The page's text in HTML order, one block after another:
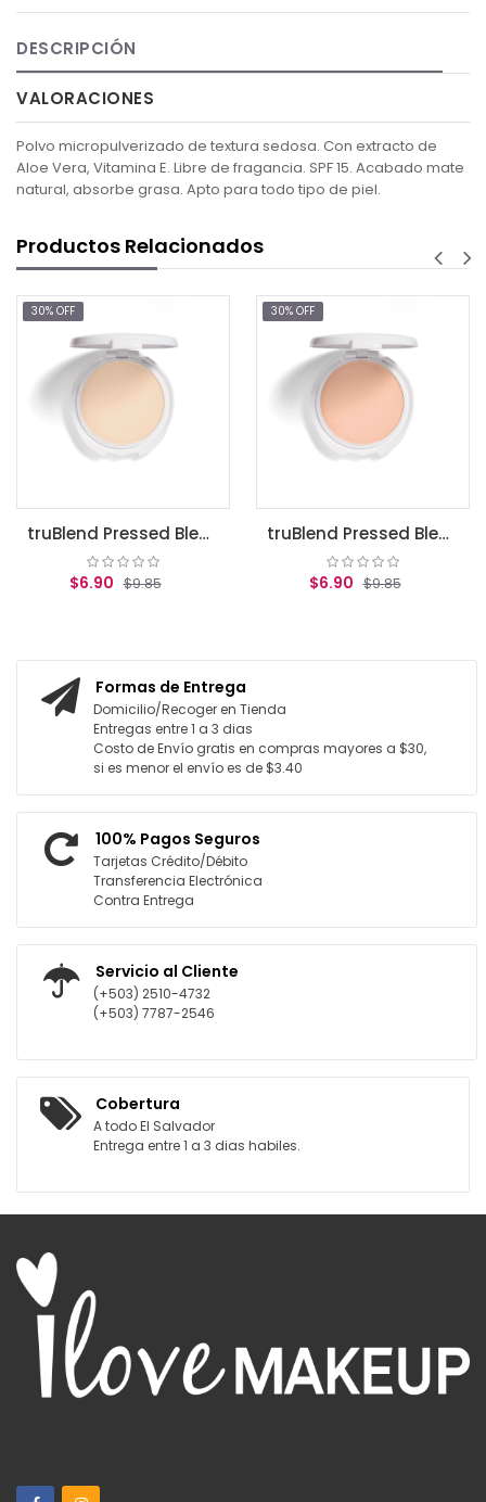
DESCRIPCIÓN
VALORACIONES
Polvo micropulverizado de textura sedosa. Con extracto de
Aloe Vera, Vitamina E. Libre de fragancia. SPF 15. Acabado mate
natural, absorbe grasa. Apto para todo tipo de piel.
Productos Relacionados
truBlend Pressed Blendable Powder, Translucent Fair / polvos translucidos covergirl
$9.85
truBlend Pressed Blendable Powder, Translucent Light .39 oz (11 g)
$9.85
Formas de Entrega
Domicilio/Recoger en Tienda
Entregas entre 1 a 3 dias
Costo de Envío gratis en compras mayores a $30,
si es menor el envío es de $3.40
100% Pagos Seguros
Tarjetas Crédito/Débito
Transferencia Electrónica
Contra Entrega
Servicio al Cliente
(+503) 2510-4732
(+503) 7787-2546
Cobertura
A todo El Salvador
Entrega entre 1 a 3 dias habiles.